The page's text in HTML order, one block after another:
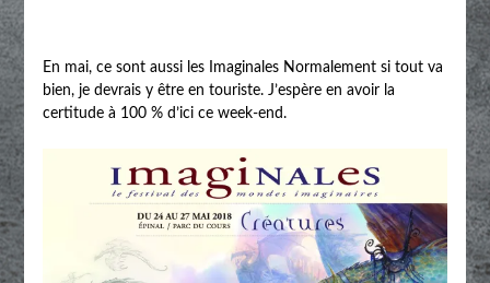
En mai, ce sont aussi les Imaginales Normalement si tout va
bien, je devrais y être en touriste. J’espère en avoir la
certitude à 100 % d’ici ce week-end.